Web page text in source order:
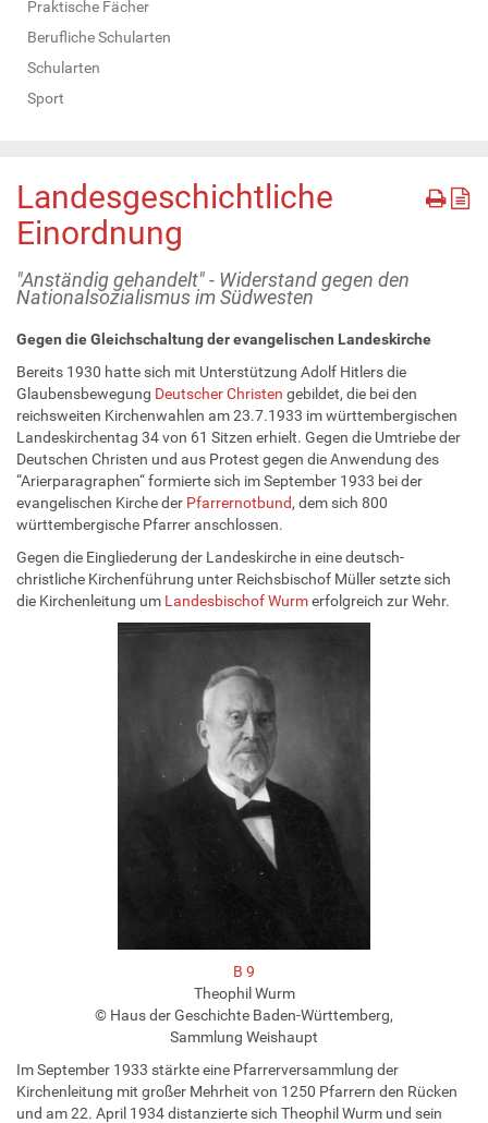
Praktische Fächer
Berufliche Schularten
Schularten
Sport
Landesgeschichtliche
Einordnung
"Anständig gehandelt" - Widerstand gegen den
Nationalsozialismus im Südwesten
Gegen die Gleichschaltung der evangelischen Landeskirche
Bereits 1930 hatte sich mit Unterstützung Adolf Hitlers die
Glaubensbewegung Deutscher Christen gebildet, die bei den
reichsweiten Kirchenwahlen am 23.7.1933 im württembergischen
Landeskirchentag 34 von 61 Sitzen erhielt. Gegen die Umtriebe der
Deutschen Christen und aus Protest gegen die Anwendung des
“Arierparagraphen“ formierte sich im September 1933 bei der
evangelischen Kirche der Pfarrernotbund, dem sich 800
württembergische Pfarrer anschlossen.
Gegen die Eingliederung der Landeskirche in eine deutsch-
christliche Kirchenführung unter Reichsbischof Müller setzte sich
die Kirchenleitung um Landesbischof Wurmerfolgreich zur Wehr.
B 9
Theophil Wurm
© Haus der Geschichte Baden-Württemberg,
Sammlung Weishaupt
Im September 1933 stärkte eine Pfarrerversammlung der
Kirchenleitung mit großer Mehrheit von 1250 Pfarrern den Rücken
und am 22. April 1934 distanzierte sich Theophil Wurm und sein